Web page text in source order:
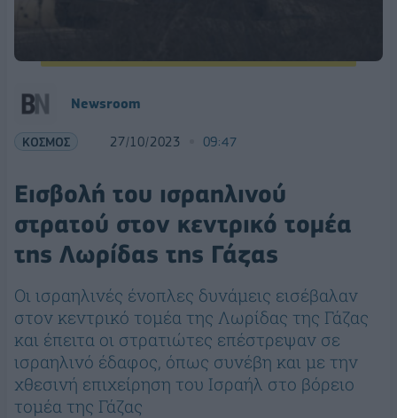
Newsroom
ΚΟΣΜΟΣ 27/10/2023 09:47
Εισβολή του ισραηλινού
στρατού στον κεντρικό τομέα
της Λωρίδας της Γάζας
Οι ισραηλινές ένοπλες δυνάμεις εισέβαλαν
στον κεντρικό τομέα της Λωρίδας της Γάζας
και έπειτα οι στρατιώτες επέστρεψαν σε
ισραηλινό έδαφος, όπως συνέβη και με την
χθεσινή επιχείρηση του Ισραήλ στο βόρειο
τομέα της Γάζας